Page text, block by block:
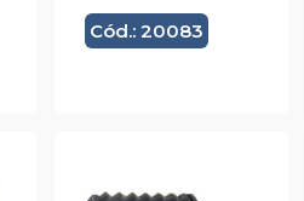
Cód.: 20083